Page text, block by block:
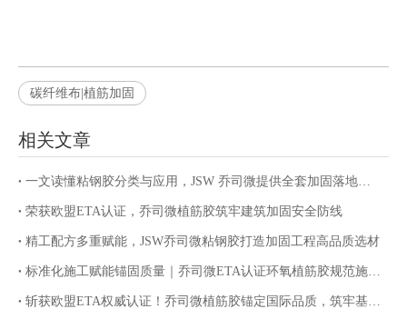
碳纤维布|植筋加固
相关文章
一文读懂粘钢胶分类与应用，JSW 乔司微提供全套加固落地服务
荣获欧盟ETA认证，乔司微植筋胶筑牢建筑加固安全防线
精工配方多重赋能，JSW乔司微粘钢胶打造加固工程高品质选材
标准化施工赋能锚固质量｜乔司微ETA认证环氧植筋胶规范施工指南
斩获欧盟ETA权威认证！乔司微植筋胶锚定国际品质，筑牢基建锚固安全防线